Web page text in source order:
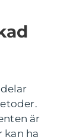
är
kan ha